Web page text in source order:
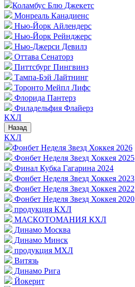
Коламбус Блю Джекетс
Монреаль Канадиенс
Нью-Йорк Айлендерс
Нью-Йорк Рейнджерс
Нью-Джерси Девилз
Оттава Сенаторз
Питтсбург Пингвинз
Тампа-Бэй Лайтнинг
Торонто Мейпл Лифс
Флорида Пантерз
Филадельфия Флайерз
КХЛ
Назад
КХЛ
Фонбет Неделя Звезд Хоккея 2026
Фонбет Неделя Звезд Хоккея 2025
Финал Кубка Гагарина 2024
Фонбет Неделя Звезд Хоккея 2023
Фонбет Неделя Звезд Хоккея 2022
Фонбет Неделя Звезд Хоккея 2020
продукция КХЛ
МАСКОТОМАНИЯ КХЛ
Динамо Москва
Динамо Минск
продукция МХЛ
Витязь
Динамо Рига
Йокерит